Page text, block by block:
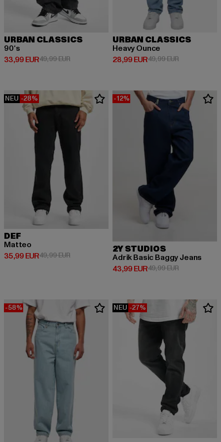
URBAN CLASSICS
90‘s
33,99 EUR
Derzeitiger Preis: 33,99 EUR
49,99 EURAktionspreis: 49,99 EUR
URBAN CLASSICS
Heavy Ounce
28,99 EUR
Derzeitiger Preis: 28,99 EUR
49,99 EURAktionspreis:
NEU -28%
DEF
Matteo
35,99 EUR
Derzeitiger Preis: 35,99 EUR
49,99 EURAktionspreis: 49,99 EUR
-12%
2Y STUDIOS
Adrik Basic Baggy Jeans
43,99 EUR
Derzeitiger Preis: 43,99 EUR
49,99 EURAktionspreis:
-58% NEU -27%